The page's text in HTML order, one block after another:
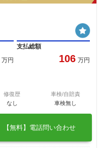
万円
支払総額
106 万円
修復歴
なし
車検/自賠責
車検無し
【無料】電話問い合わせ